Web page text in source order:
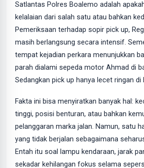
Satlantas Polres Boalemo adalah
kelalaian dari salah satu atau bahkan
Pemeriksaan terhadap sopir pick up,
masih berlangsung secara intensif.
tempat kejadian perkara menunjukkan
parah dialami sepeda motor Ahmad di
Sedangkan pick up hanya lecet ringan di
Fakta ini bisa menyiratkan banyak hal:
tinggi, posisi benturan, atau bahkan
pelanggaran marka jalan. Namun, satu
yang tidak berjalan sebagaimana
Entah itu soal lampu kendaraan, jarak
sekadar kehilangan fokus selama